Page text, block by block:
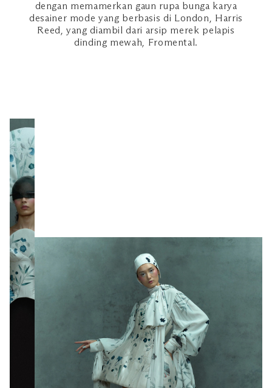
dengan memamerkan gaun rupa bunga karya
desainer mode yang berbasis di London, Harris
Reed, yang diambil dari arsip merek pelapis
dinding mewah, Fromental.